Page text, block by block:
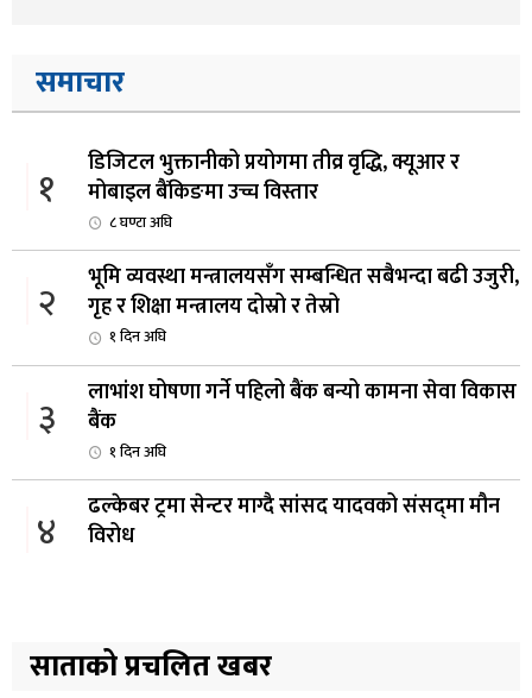
समाचार
१
डिजिटल भुक्तानीको प्रयोगमा तीव्र वृद्धि, क्यूआर र
मोबाइल बैंकिङमा उच्च विस्तार
८ घण्टा अघि
२
भूमि व्यवस्था मन्त्रालयसँग सम्बन्धित सबैभन्दा बढी उजुरी,
गृह र शिक्षा मन्त्रालय दोस्रो र तेस्रो
१ दिन अघि
३
लाभांश घोषणा गर्ने पहिलो बैंक बन्यो कामना सेवा विकास
बैंक
१ दिन अघि
४
ढल्केबर ट्रमा सेन्टर माग्दै सांसद यादवको संसद्‌मा मौन
विरोध
५
बजेट शेखरद्धारा लिन अस्वीकार
२ दिन अघि
साताको प्रचलित खबर